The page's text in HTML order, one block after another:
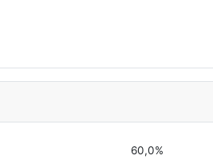
60,0%